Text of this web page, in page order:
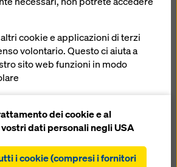
110.800
cookie e applicazioni di terzi
volontario. Questo ci aiuta a
sito web funzioni in modo
(cookie funzionali e statistici),
di acquisto senza problemi
dei cookie e al
dati personali negli USA
i cookie (compresi i fornitori